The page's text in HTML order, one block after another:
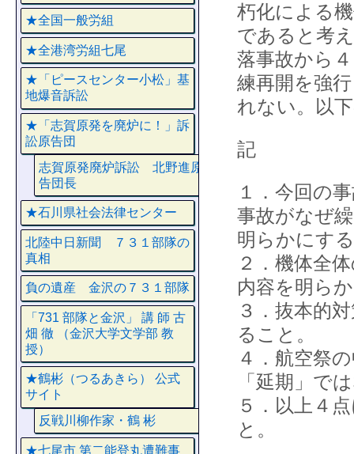
朽化による
であると考
落事故から
練再開を強
れない。以
記
１．今回の
事故がなぜ
明らかにす
２．機体全
内容を明ら
３．抜本的
ること。
４．航空祭
「延期」で
５．以上４
と。
★全国一般労組
★全港湾労組七尾
★「ピースセンター小松」基
地爆音訴訟
★「志賀原発を廃炉に！」訴
訟原告団
志賀原発廃炉訴訟 北野進原
告団長
★石川県社会法律センター
北陸中日新聞 ７３１部隊の
真相
負の遺産 金沢の７３１部隊
「731 部隊と金沢」 講 師 古
畑 徹 （金沢大学文学部 教
授）
★鶴彬（つるあきら） 公式
サイト
反戦川柳作家・鶴 彬
★七尾市 第二能登丸遭難事